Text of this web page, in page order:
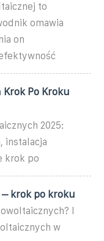
to
omawia
on
Po Kroku
2025:
instalacja
krok po
krok po kroku
I
w